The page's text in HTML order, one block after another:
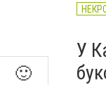
🙂
У